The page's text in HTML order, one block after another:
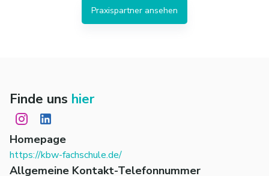
Praxispartner ansehen
Finde uns hier
Homepage
https://kbw-fachschule.de/
Allgemeine Kontakt-Telefonnummer